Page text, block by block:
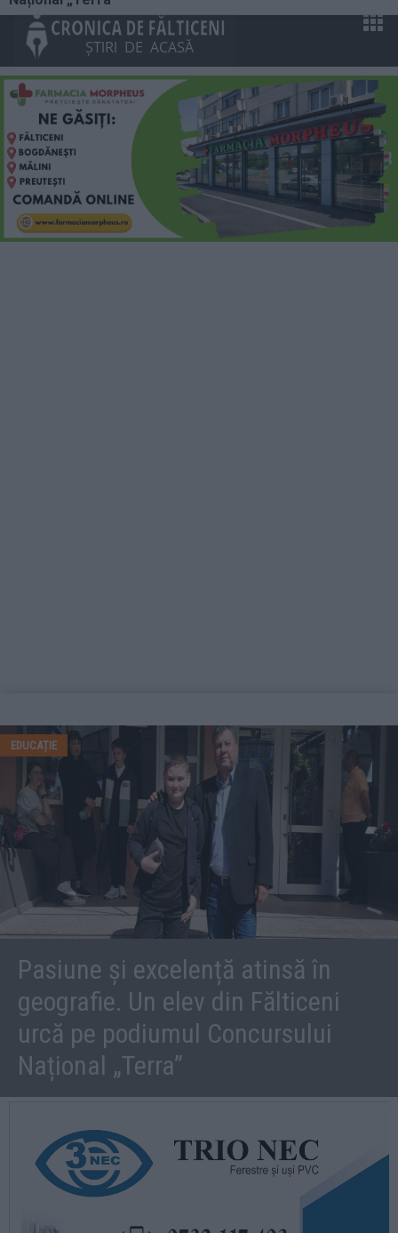
EDUCAȚIE
Pasiune și excelență atinsă în
geografie. Un elev din Fălticeni
urcă pe podiumul Concursului
Național „Terra”